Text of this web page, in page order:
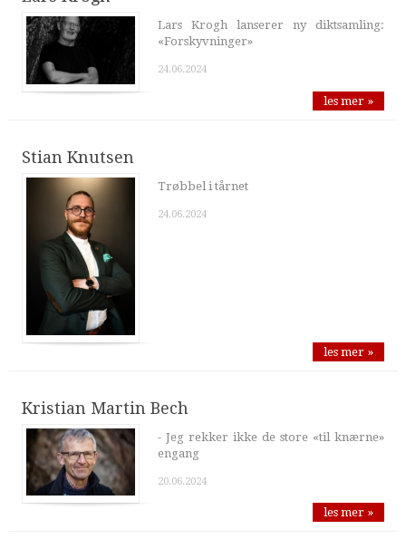
Lars Krogh lanserer ny diktsamling:
«Forskyvninger»
24.06.2024
les mer »
Stian Knutsen
Trøbbel i tårnet
24.06.2024
les mer »
Kristian Martin Bech
- Jeg rekker ikke de store «til knærne»
engang
20.06.2024
les mer »